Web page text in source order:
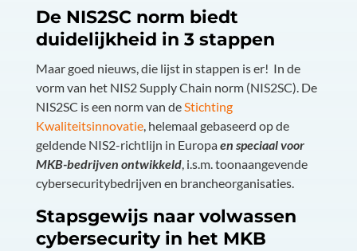
De NIS2SC norm biedt
duidelijkheid in 3 stappen
Maar goed nieuws, die lijst in stappen is er! In de
vorm van het NIS2 Supply Chain norm (NIS2SC). De
NIS2SC is een norm van deStichting
Kwaliteitsinnovatie, helemaal gebaseerd op de
geldende NIS2-richtlijn in Europaen speciaal voor
MKB-bedrijven ontwikkeld, i.s.m. toonaangevende
cybersecuritybedrijven en brancheorganisaties.
Stapsgewijs naar volwassen
cybersecurity in het MKB